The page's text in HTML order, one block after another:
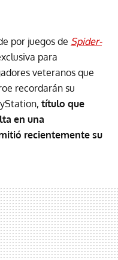
por juegos de Spider-
para
veteranos que
recordarán su
título que
en una
recientemente su